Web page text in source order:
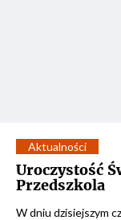
Aktualności
Uroczystość
Przedszkola
W dniu dzisiejszym